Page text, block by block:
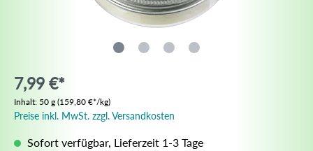
7,99 €*
Inhalt: 50 g (159,80 €*/kg)
Preise inkl. MwSt. zzgl. Versandkosten
Sofort verfügbar, Lieferzeit 1-3 Tage